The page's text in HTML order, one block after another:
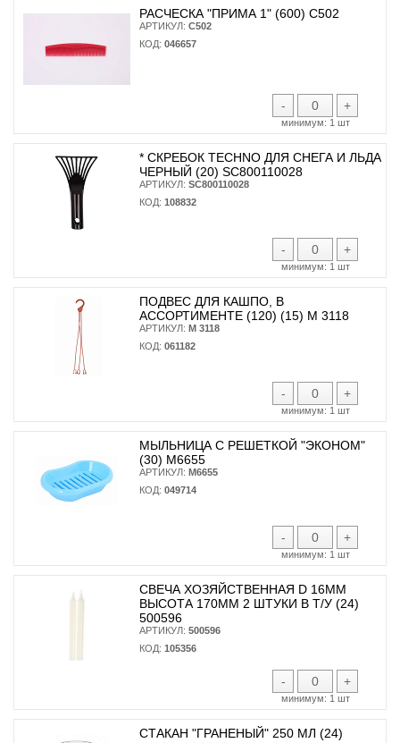
РАСЧЕСКА "ПРИМА 1" (600) С502
АРТИКУЛ: С502
КОД: 046657
- +
минимум: 1 шт
* CКРЕБОК TECHNO ДЛЯ СНЕГА И ЛЬДА
ЧЕРНЫЙ (20) SC800110028
АРТИКУЛ: SC800110028
КОД: 108832
- +
минимум: 1 шт
ПОДВЕС ДЛЯ КАШПО, В
АССОРТИМЕНТЕ (120) (15) М 3118
АРТИКУЛ: М 3118
КОД: 061182
- +
минимум: 1 шт
МЫЛЬНИЦА С РЕШЕТКОЙ "ЭКОНОМ"
(30) М6655
АРТИКУЛ: М6655
КОД: 049714
- +
минимум: 1 шт
СВЕЧА ХОЗЯЙСТВЕННАЯ D 16ММ
ВЫСОТА 170ММ 2 ШТУКИ В Т/У (24)
500596
АРТИКУЛ: 500596
КОД: 105356
- +
минимум: 1 шт
СТАКАН "ГРАНЕНЫЙ" 250 МЛ (24)